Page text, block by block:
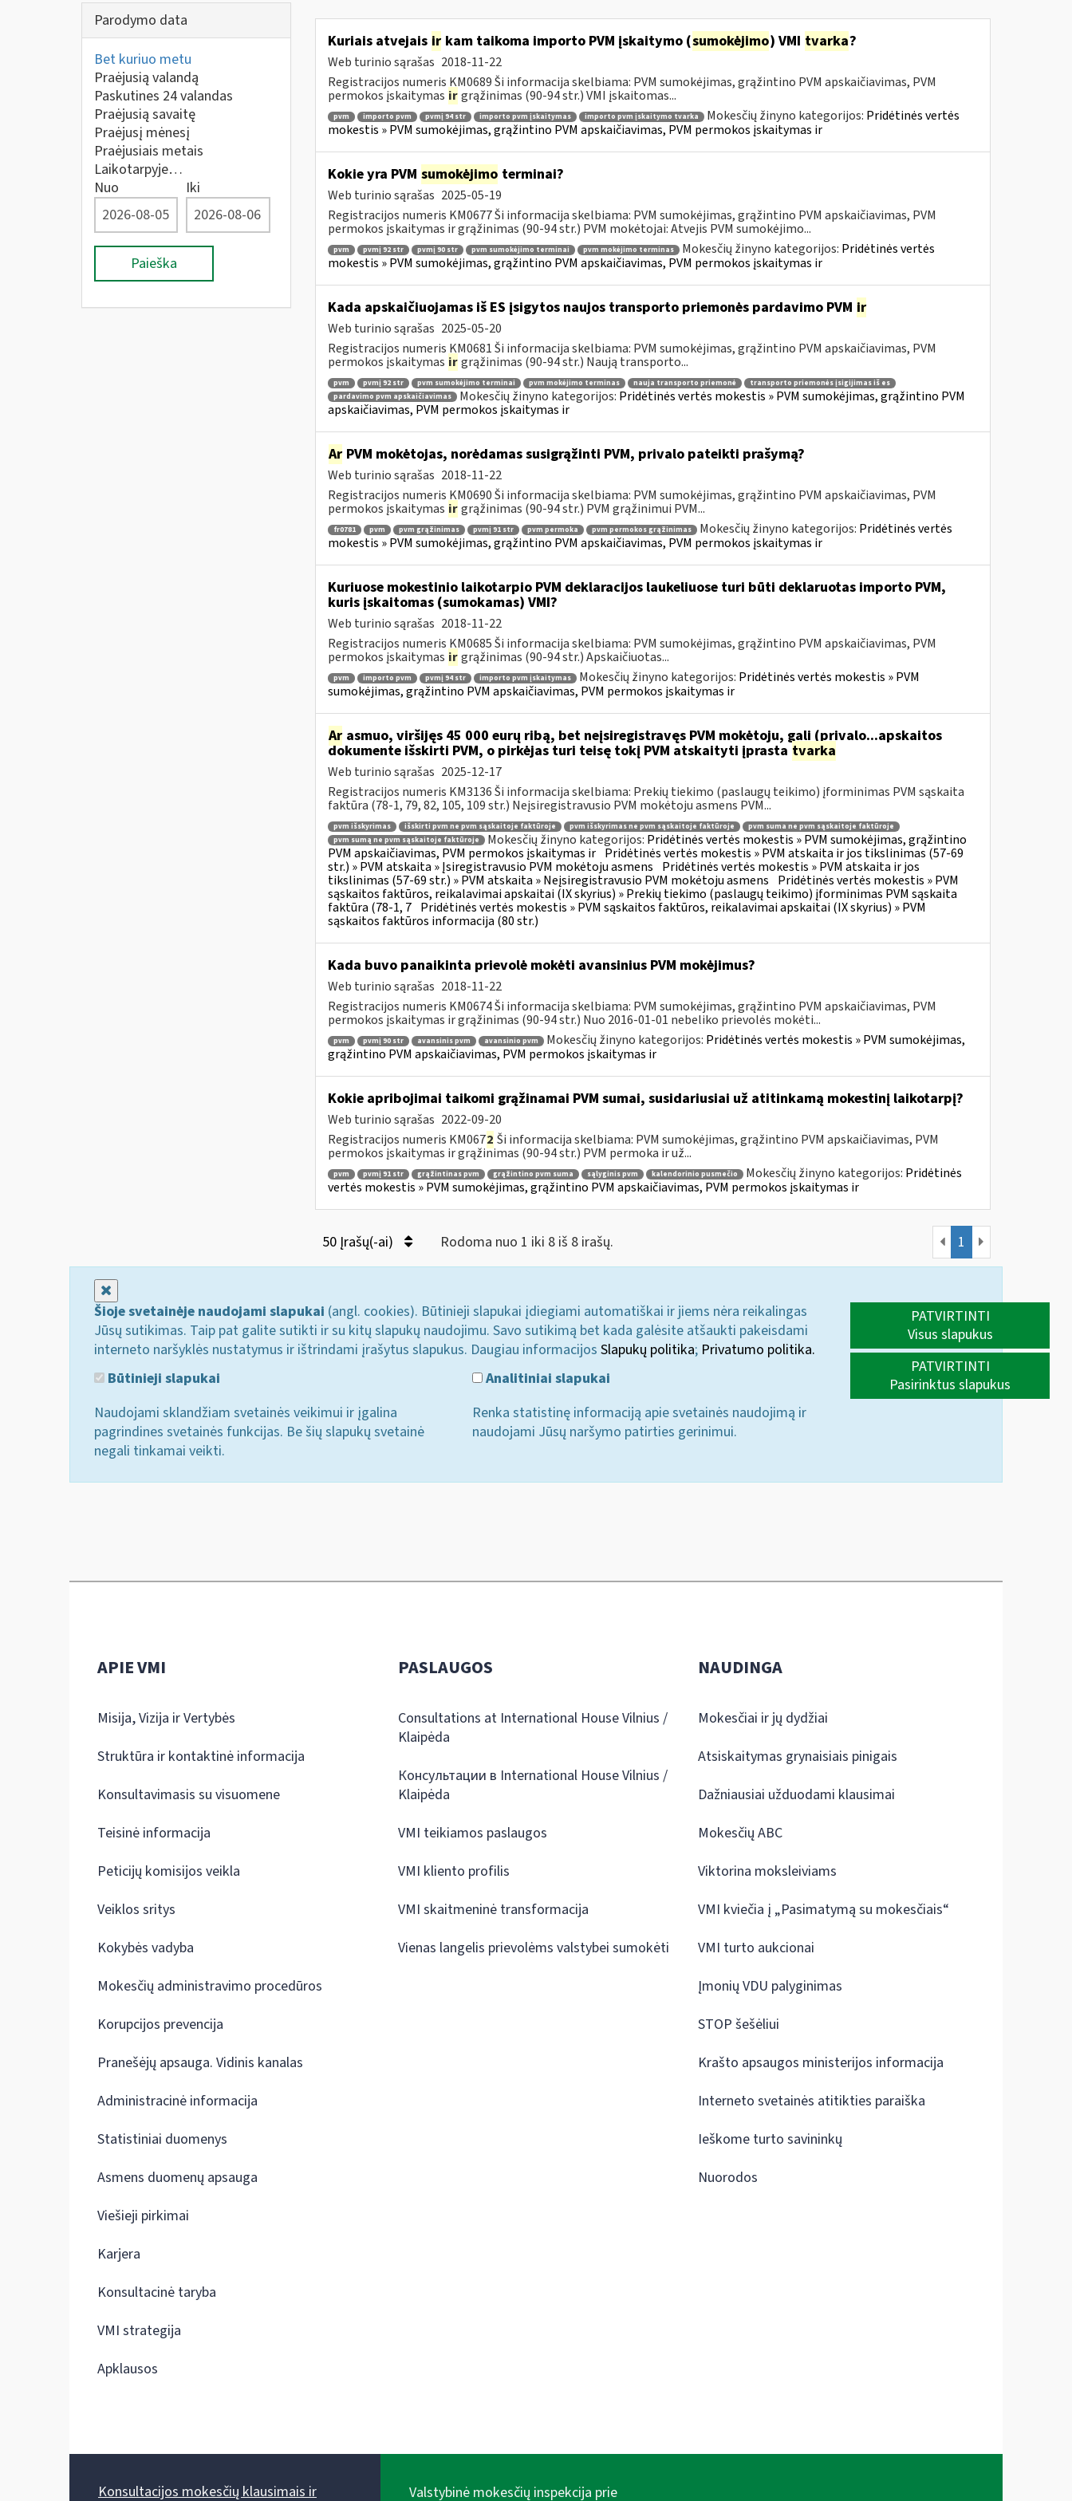
Parodymo data
Bet kuriuo metu
Praėjusią valandą
Paskutines 24 valandas
Praėjusią savaitę
Praėjusį mėnesį
Praėjusiais metais
Laikotarpyje…
Nuo
Iki
Paieška
Kuriais atvejais irkam taikoma importo PVM įskaitymo (sumokėjimo) VMI tvarka?
Web turinio sąrašas 2018-11-22
Registracijos numeris KM0689 Ši informacija skelbiama: PVM sumokėjimas, grąžintino PVM apskaičiavimas, PVM
permokos įskaitymas ir grąžinimas (90-94 str.) VMI įskaitomas...
pvm importo pvm pvmį 94 str importo pvm įskaitymas importo pvm įskaitymo tvarka Mokesčių žinyno kategorijos: Pridėtinės vertės
mokestis » PVM sumokėjimas, grąžintino PVM apskaičiavimas, PVM permokos įskaitymas ir
Kokie yra PVM sumokėjimo terminai?
Web turinio sąrašas 2025-05-19
Registracijos numeris KM0677 Ši informacija skelbiama: PVM sumokėjimas, grąžintino PVM apskaičiavimas, PVM
permokos įskaitymas ir grąžinimas (90-94 str.) PVM mokėtojai: Atvejis PVM sumokėjimo...
pvm pvmį 92 str pvmį 90 str pvm sumokėjimo terminai pvm mokėjimo terminas Mokesčių žinyno kategorijos: Pridėtinės vertės
mokestis » PVM sumokėjimas, grąžintino PVM apskaičiavimas, PVM permokos įskaitymas ir
Kada apskaičiuojamas iš ES įsigytos naujos transporto priemonės pardavimo PVM ir
Web turinio sąrašas 2025-05-20
Registracijos numeris KM0681 Ši informacija skelbiama: PVM sumokėjimas, grąžintino PVM apskaičiavimas, PVM
permokos įskaitymas ir grąžinimas (90-94 str.) Naują transporto...
pvm pvmį 92 str pvm sumokėjimo terminai pvm mokėjimo terminas nauja transporto priemonė
transporto priemonės įsigijimas iš es
pardavimo pvm apskaičiavimas
Mokesčių žinyno kategorijos: Pridėtinės vertės mokestis » PVM sumokėjimas, grąžintino PVM
apskaičiavimas, PVM permokos įskaitymas ir
ArPVM mokėtojas, norėdamas susigrąžinti PVM, privalo pateikti prašymą?
Web turinio sąrašas 2018-11-22
Registracijos numeris KM0690 Ši informacija skelbiama: PVM sumokėjimas, grąžintino PVM apskaičiavimas, PVM
permokos įskaitymas ir grąžinimas (90-94 str.) PVM grąžinimui PVM...
fr0781 pvm pvm grąžinimas pvmį 91 str pvm permoka pvm permokos grąžinimas Mokesčių žinyno kategorijos: Pridėtinės vertės
mokestis » PVM sumokėjimas, grąžintino PVM apskaičiavimas, PVM permokos įskaitymas ir
Kuriuose mokestinio laikotarpio PVM deklaracijos laukeliuose turi būti deklaruotas importo PVM,
kuris įskaitomas (sumokamas) VMI?
Web turinio sąrašas 2018-11-22
Registracijos numeris KM0685 Ši informacija skelbiama: PVM sumokėjimas, grąžintino PVM apskaičiavimas, PVM
permokos įskaitymas ir grąžinimas (90-94 str.) Apskaičiuotas...
pvm importo pvm pvmį 94 str importo pvm įskaitymas Mokesčių žinyno kategorijos: Pridėtinės vertės mokestis » PVM
sumokėjimas, grąžintino PVM apskaičiavimas, PVM permokos įskaitymas ir
Arasmuo, viršijęs 45 000 eurų ribą, bet neįsiregistravęs PVM mokėtoju, gali (privalo...apskaitos
dokumente išskirti PVM, o pirkėjas turi teisę tokį PVM atskaityti įprasta tvarka
Web turinio sąrašas 2025-12-17
Registracijos numeris KM3136 Ši informacija skelbiama: Prekių tiekimo (paslaugų teikimo) įforminimas PVM sąskaita
faktūra (78-1, 79, 82, 105, 109 str.) Neįsiregistravusio PVM mokėtoju asmens PVM...
pvm išskyrimas išskirti pvm ne pvm sąskaitoje faktūroje pvm išskyrimas ne pvm sąskaitoje faktūroje
pvm suma ne pvm sąskaitoje faktūroje
pvm sumą ne pvm sąskaitoje faktūroje
Mokesčių žinyno kategorijos: Pridėtinės vertės mokestis » PVM sumokėjimas, grąžintino
PVM apskaičiavimas, PVM permokos įskaitymas ir Pridėtinės vertės mokestis » PVM atskaita ir jos tikslinimas (57-69
str.) » PVM atskaita » Įsiregistravusio PVM mokėtoju asmens Pridėtinės vertės mokestis » PVM atskaita ir jos
tikslinimas (57-69 str.) » PVM atskaita » Neįsiregistravusio PVM mokėtoju asmens Pridėtinės vertės mokestis » PVM
sąskaitos faktūros, reikalavimai apskaitai (IX skyrius) » Prekių tiekimo (paslaugų teikimo) įforminimas PVM sąskaita
faktūra (78-1, 7 Pridėtinės vertės mokestis » PVM sąskaitos faktūros, reikalavimai apskaitai (IX skyrius) » PVM
sąskaitos faktūros informacija (80 str.)
Kada buvo panaikinta prievolė mokėti avansinius PVM mokėjimus?
Web turinio sąrašas 2018-11-22
Registracijos numeris KM0674 Ši informacija skelbiama: PVM sumokėjimas, grąžintino PVM apskaičiavimas, PVM
permokos įskaitymas ir grąžinimas (90-94 str.) Nuo 2016-01-01 nebeliko prievolės mokėti...
pvm pvmį 90 str avansinis pvm avansinio pvm Mokesčių žinyno kategorijos: Pridėtinės vertės mokestis » PVM sumokėjimas,
grąžintino PVM apskaičiavimas, PVM permokos įskaitymas ir
Kokie apribojimai taikomi grąžinamai PVM sumai, susidariusiai už atitinkamą mokestinį laikotarpį?
Web turinio sąrašas 2022-09-20
Registracijos numeris KM0672 Ši informacija skelbiama: PVM sumokėjimas, grąžintino PVM apskaičiavimas, PVM
permokos įskaitymas ir grąžinimas (90-94 str.) PVM permoka ir už...
pvm pvmį 91 str grąžintinas pvm grąžintino pvm suma sąlyginis pvm kalendorinio pusmečio Mokesčių žinyno kategorijos: Pridėtinės
vertės mokestis » PVM sumokėjimas, grąžintino PVM apskaičiavimas, PVM permokos įskaitymas ir
50 Įrašų(-ai) Rodoma nuo 1 iki 8 iš 8 irašų. 1
Šioje svetainėje naudojami slapukai (angl. cookies). Būtinieji slapukai įdiegiami automatiškai ir jiems nėra reikalingas
Jūsų sutikimas. Taip pat galite sutikti ir su kitų slapukų naudojimu. Savo sutikimą bet kada galėsite atšaukti pakeisdami
interneto naršyklės nustatymus ir ištrindami įrašytus slapukus. Daugiau informacijos Slapukų politika; Privatumo politika.
Būtinieji slapukai
Naudojami sklandžiam svetainės veikimui ir įgalina
pagrindines svetainės funkcijas. Be šių slapukų svetainė
negali tinkamai veikti.
Analitiniai slapukai
Renka statistinę informaciją apie svetainės naudojimą ir
naudojami Jūsų naršymo patirties gerinimui.
PATVIRTINTI
Visus slapukus
PATVIRTINTI
Pasirinktus slapukus
APIE VMI
Misija, Vizija ir Vertybės
Struktūra ir kontaktinė informacija
Konsultavimasis su visuomene
Teisinė informacija
Peticijų komisijos veikla
Veiklos sritys
Kokybės vadyba
Mokesčių administravimo procedūros
Korupcijos prevencija
Pranešėjų apsauga. Vidinis kanalas
Administracinė informacija
Statistiniai duomenys
Asmens duomenų apsauga
Viešieji pirkimai
Karjera
Konsultacinė taryba
VMI strategija
Apklausos
PASLAUGOS
Consultations at International House Vilnius /
Klaipėda
Консультации в International House Vilnius /
Klaipėda
VMI teikiamos paslaugos
VMI kliento profilis
VMI skaitmeninė transformacija
Vienas langelis prievolėms valstybei sumokėti
NAUDINGA
Mokesčiai ir jų dydžiai
Atsiskaitymas grynaisiais pinigais
Dažniausiai užduodami klausimai
Mokesčių ABC
Viktorina moksleiviams
VMI kviečia į „Pasimatymą su mokesčiais“
VMI turto aukcionai
Įmonių VDU palyginimas
STOP šešėliui
Krašto apsaugos ministerijos informacija
Interneto svetainės atitikties paraiška
Ieškome turto savininkų
Nuorodos
Konsultacijos mokesčių klausimais ir Valstybinė mokesčių inspekcija prie